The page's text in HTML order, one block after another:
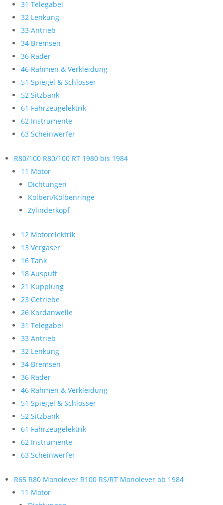
31 Telegabel
32 Lenkung
33 Antrieb
34 Bremsen
36 Räder
46 Rahmen & Verkleidung
51 Spiegel & Schlösser
52 Sitzbank
61 Fahrzeugelektrik
62 Instrumente
63 Scheinwerfer
R80/100 R80/100 RT 1980 bis 1984
11 Motor
Dichtungen
Kolben/Kolbenringe
Zylinderkopf
12 Motorelektrik
13 Vergaser
16 Tank
18 Auspuff
21 Kupplung
23 Getriebe
26 Kardanwelle
31 Telegabel
33 Antrieb
32 Lenkung
34 Bremsen
36 Räder
46 Rahmen & Verkleidung
51 Spiegel & Schlösser
52 Sitzbank
61 Fahrzeugelektrik
62 Instrumente
63 Scheinwerfer
R65 R80 Monolever R100 RS/RT Monolever ab 1984
11 Motor